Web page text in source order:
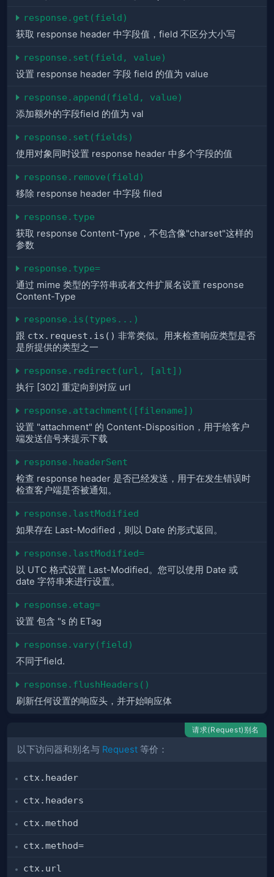
response.get(field)
获取 response header 中字段值，field 不区分大小写
response.set(field, value)
设置 response header 字段 field 的值为 value
response.append(field, value)
添加额外的字段field 的值为 val
response.set(fields)
使用对象同时设置 response header 中多个字段的值
response.remove(field)
移除 response header 中字段 filed
response.type
获取 response Content-Type，不包含像"charset"这样的
参数
response.type=
通过 mime 类型的字符串或者文件扩展名设置 response
Content-Type
response.is(types...)
跟 ctx.request.is() 非常类似。用来检查响应类型是否
是所提供的类型之一
response.redirect(url, [alt])
执行 [302] 重定向到对应 url
response.attachment([filename])
设置 "attachment" 的 Content-Disposition，用于给客户
端发送信号来提示下载
response.headerSent
检查 response header 是否已经发送，用于在发生错误时
检查客户端是否被通知。
response.lastModified
如果存在 Last-Modified，则以 Date 的形式返回。
response.lastModified=
以 UTC 格式设置 Last-Modified。您可以使用 Date 或
date 字符串来进行设置。
response.etag=
设置 包含 "s 的 ETag
response.vary(field)
不同于field.
response.flushHeaders()
刷新任何设置的响应头，并开始响应体
请求(Request)别名
以下访问器和别名与 Request 等价：
ctx.header
ctx.headers
ctx.method
ctx.method=
ctx.url